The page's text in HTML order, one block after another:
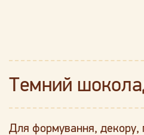
Темний
Для формування, декору,